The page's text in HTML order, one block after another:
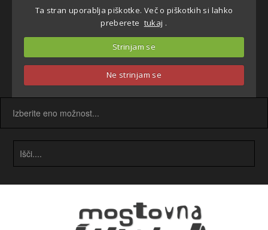
Ta stran uporablja piškotke. Več o piškotkih si lahko
preberete tukaj .
Strinjam se
Ne strinjam se